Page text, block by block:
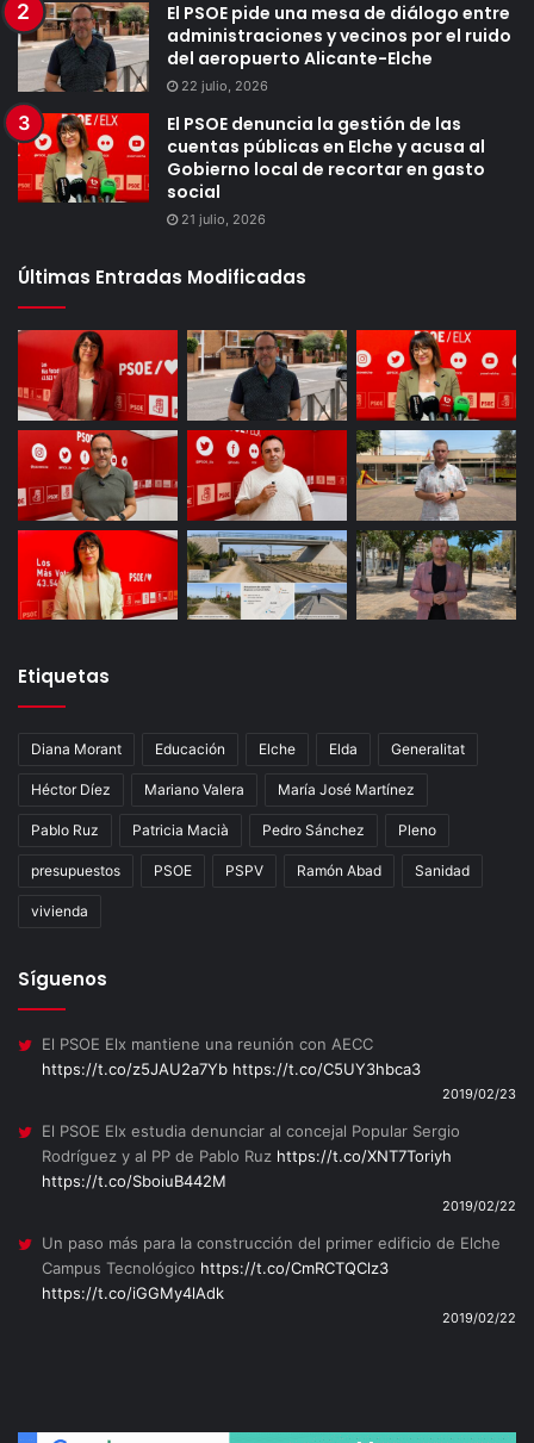
El PSOE pide una mesa de diálogo entre
administraciones y vecinos por el ruido
del aeropuerto Alicante-Elche
22 julio, 2026
El PSOE denuncia la gestión de las
cuentas públicas en Elche y acusa al
Gobierno local de recortar en gasto
social
21 julio, 2026
Últimas Entradas Modificadas
Etiquetas
Diana Morant Educación Elche Elda Generalitat
Héctor Díez Mariano Valera María José Martínez
Pablo Ruz Patricia Macià Pedro Sánchez Pleno
presupuestos PSOE PSPV Ramón Abad Sanidad
vivienda
Síguenos
El PSOE Elx mantiene una reunión con AECC
https://t.co/z5JAU2a7Yb https://t.co/C5UY3hbca3
2019/02/23
El PSOE Elx estudia denunciar al concejal Popular Sergio
Rodríguez y al PP de Pablo Ruz https://t.co/XNT7Toriyh
https://t.co/SboiuB442M
2019/02/22
Un paso más para la construcción del primer edificio de Elche
Campus Tecnológico https://t.co/CmRCTQClz3
https://t.co/iGGMy4lAdk
2019/02/22